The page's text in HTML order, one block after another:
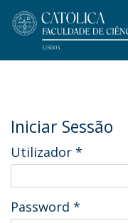
Iniciar Sessão
Utilizador *
Password *